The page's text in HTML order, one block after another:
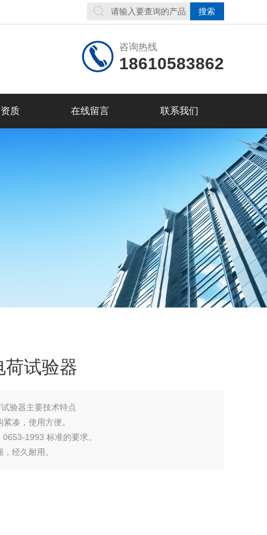
咨询热线
18610583862
质 在线留言 联系我们
荷试验器
验器主要技术特点
凑，使用方便。
1993 标准的要求。
经久耐用。